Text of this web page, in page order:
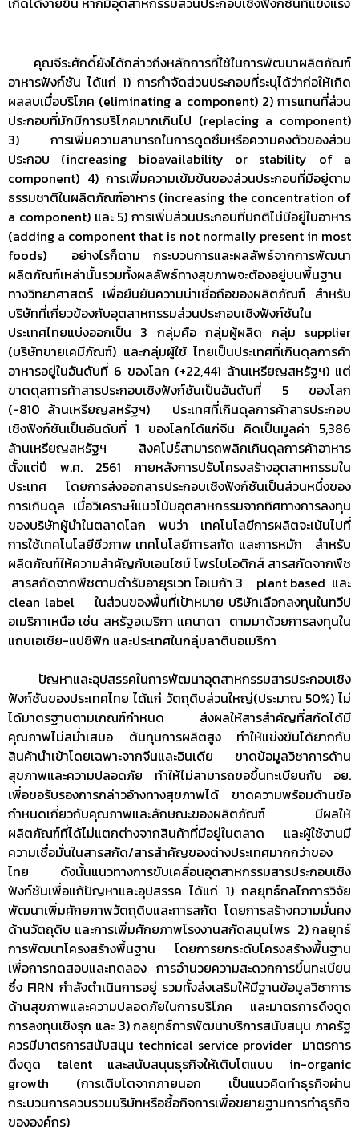
คุณจีระศักดิ์ยังได้กล่าวถึงหลักการที่ใช้ในการพัฒนาผลิตภัณฑ์
อาหารฟังก์ชัน ได้แก่ 1) การกำจัดส่วนประกอบที่ระบุได้ว่าก่อให้เกิด
ผลลบเมื่อบริโภค (eliminating a component) 2) การแทนที่ส่วน
ประกอบที่มักมีการบริโภคมากเกินไป (replacing a component)
3) การเพิ่มความสามารถในการดูดซึมหรือความคงตัวของส่วน
ประกอบ (increasing bioavailability or stability of a
component) 4) การเพิ่มความเข้มข้นของส่วนประกอบที่มีอยู่ตาม
ธรรมชาติในผลิตภัณฑ์อาหาร (increasing the concentration of
a component) และ 5) การเพิ่มส่วนประกอบที่ปกติไม่มีอยู่ในอาหาร
(adding a component that is not normally present in most
foods) อย่างไรก็ตาม กระบวนการและผลลัพธ์จากการพัฒนา
ผลิตภัณฑ์เหล่านั้นรวมทั้งผลลัพธ์ทางสุขภาพจะต้องอยู่บนพื้นฐาน
ทางวิทยาศาสตร์ เพื่อยืนยันความน่าเชื่อถือของผลิตภัณฑ์ สำหรับ
บริษัทที่เกี่ยวข้องกับอุตสาหกรรมส่วนประกอบเชิงฟังก์ชันใน
ประเทศไทยแบ่งออกเป็น 3 กลุ่มคือ กลุ่มผู้ผลิต กลุ่ม supplier
(บริษัทขายเคมีภัณฑ์) และกลุ่มผู้ใช้ ไทยเป็นประเทศที่เกินดุลการค้า
อาหารอยู่ในอันดับที่ 6 ของโลก (+22,441 ล้านเหรียญสหรัฐฯ) แต่
ขาดดุลการค้าสารประกอบเชิงฟังก์ชันเป็นอันดับที่ 5 ของโลก
(-810 ล้านเหรียญสหรัฐฯ) ประเทศที่เกินดุลการค้าสารประกอบ
เชิงฟังก์ชันเป็นอันดับที่ 1 ของโลกได้แก่จีน คิดเป็นมูลค่า 5,386
ล้านเหรียญสหรัฐฯ สิงคโปร์สามารถพลิกเกินดุลการค้าอาหาร
ตั้งแต่ปี พ.ศ. 2561 ภายหลังการปรับโครงสร้างอุตสาหกรรมใน
ประเทศ โดยการส่งออกสารประกอบเชิงฟังก์ชันเป็นส่วนหนึ่งของ
การเกินดุล เมื่อวิเคราะห์แนวโน้มอุตสาหกรรมจากทิศทางการลงทุน
ของบริษัทผู้นำในตลาดโลก พบว่า เทคโนโลยีการผลิตจะเน้นไปที่
การใช้เทคโนโลยีชีวภาพ เทคโนโลยีการสกัด และการหมัก สำหรับ
ผลิตภัณฑ์ให้ความสำคัญกับเอนไซม์ โพรไบโอติกส์ สารสกัดจากพืช
สารสกัดจากพืชตามตำรับอายุรเวท โอเมก้า 3 plant based และ
clean label ในส่วนของพื้นที่เป้าหมาย บริษัทเลือกลงทุนในทวีป
อเมริกาเหนือ เช่น สหรัฐอเมริกา แคนาดา ตามมาด้วยการลงทุนใน
แถบเอเชีย-แปซิฟิก และประเทศในกลุ่มลาตินอเมริกา
ปัญหาและอุปสรรคในการพัฒนาอุตสาหกรรมสารประกอบเชิง
ฟังก์ชันของประเทศไทย ได้แก่ วัตถุดิบส่วนใหญ่(ประมาณ 50%) ไม่
ได้มาตรฐานตามเกณฑ์กำหนด ส่งผลให้สารสำคัญที่สกัดได้มี
คุณภาพไม่สม่ำเสมอ ต้นทุนการผลิตสูง ทำให้แข่งขันได้ยากกับ
สินค้านำเข้าโดยเฉพาะจากจีนและอินเดีย ขาดข้อมูลวิชาการด้าน
สุขภาพและความปลอดภัย ทำให้ไม่สามารถขอขึ้นทะเบียนกับ อย.
เพื่อขอรับรองการกล่าวอ้างทางสุขภาพได้ ขาดความพร้อมด้านข้อ
กำหนดเกี่ยวกับคุณภาพและลักษณะของผลิตภัณฑ์ มีผลให้
ผลิตภัณฑ์ที่ได้ไม่แตกต่างจากสินค้าที่มีอยู่ในตลาด และผู้ใช้งานมี
ความเชื่อมั่นในสารสกัด/สารสำคัญของต่างประเทศมากกว่าของ
ไทย ดังนั้นแนวทางการขับเคลื่อนอุตสาหกรรมสารประกอบเชิง
ฟังก์ชันเพื่อแก้ปัญหาและอุปสรรค ได้แก่ 1) กลยุทธ์กลไกการวิจัย
พัฒนาเพิ่มศักยภาพวัตถุดิบและการสกัด โดยการสร้างความมั่นคง
ด้านวัตถุดิบ และการเพิ่มศักยภาพโรงงานสกัดสมุนไพร 2) กลยุทธ์
การพัฒนาโครงสร้างพื้นฐาน โดยการยกระดับโครงสร้างพื้นฐาน
เพื่อการทดสอบและทดลอง การอำนวยความสะดวกการขึ้นทะเบียน
ซึ่ง FIRN กำลังดำเนินการอยู่ รวมทั้งส่งเสริมให้มีฐานข้อมูลวิชาการ
ด้านสุขภาพและความปลอดภัยในการบริโภค และมาตรการดึงดูด
การลงทุนเชิงรุก และ 3) กลยุทธ์การพัฒนาบริการสนับสนุน ภาครัฐ
ควรมีมาตรการสนับสนุน technical service provider มาตรการ
ดึงดูด talent และสนับสนุนธุรกิจให้เติบโตแบบ in-organic
growth (การเติบโตจากภายนอก เป็นแนวคิดทำธุรกิจผ่าน
กระบวนการควบรวมบริษัทหรือซื้อกิจการเพื่อขยายฐานการทำธุรกิจ
ขององค์กร)